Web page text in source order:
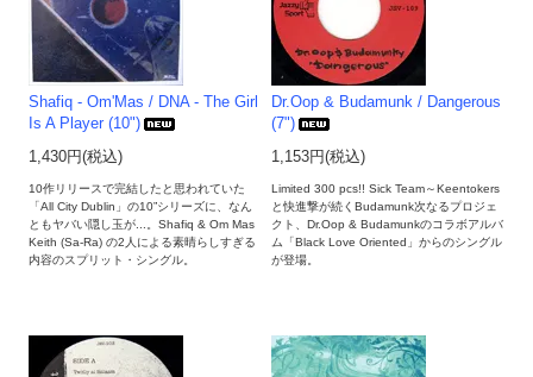
Shafiq - Om'Mas / DNA - The Girl
Is A Player (10")
1,430円(税込)
10作リリースで完結したと思われていた
「All City Dublin」の10”シリーズに、なん
ともヤバい隠し玉が...。Shafiq & Om Mas
Keith (Sa-Ra) の2人による素晴らしすぎる
内容のスプリット・シングル。
Dr.Oop & Budamunk / Dangerous
(7")
1,153円(税込)
Limited 300 pcs!! Sick Team～Keentokers
と快進撃が続くBudamunk次なるプロジェ
クト、Dr.Oop & Budamunkのコラボアルバ
ム「Black Love Oriented」からのシングル
が登場。